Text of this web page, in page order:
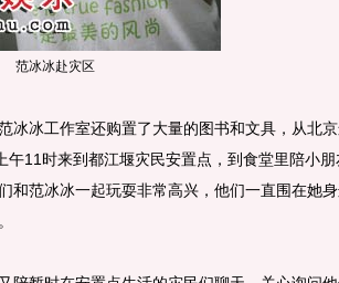
范冰冰赴灾区
冰工作室还购置了大量的图书和文具，从北京
午11时来到都江堰灾民安置点，到食堂里陪小
和范冰冰一起玩耍非常高兴，他们一直围在她